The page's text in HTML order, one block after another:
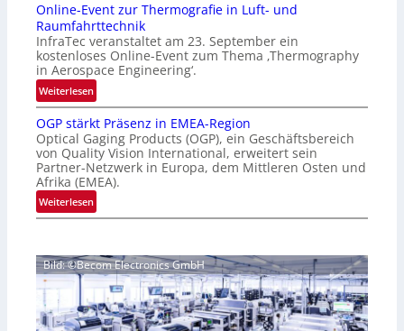
e
‚
H
y
p
e
r
s
p
e
c
t
r
l
N
w
s
t
e
r
n
a
t
o
n
a
l
V
i
i
o
N
i
Online-Event zur Thermografie in Luft- und
Raumfahrttechnik
InfraTec veranstaltet am 23. September ein
kostenloses Online-Event zum Thema ‚Thermography
in Aerospace Engineering‘.
Weiterlesen:
O
n
l
i
n
e
-
e
n
z
OGP stärkt Präsenz in EMEA-Region
Optical Gaging Products (OGP), ein Geschäftsbereich
von Quality Vision International, erweitert sein
Partner-Netzwerk in Europa, dem Mittleren Osten und
Afrika (EMEA).
Weiterlesen:
O
P
s
ä
r
Bild: ©Becom Electronics GmbH